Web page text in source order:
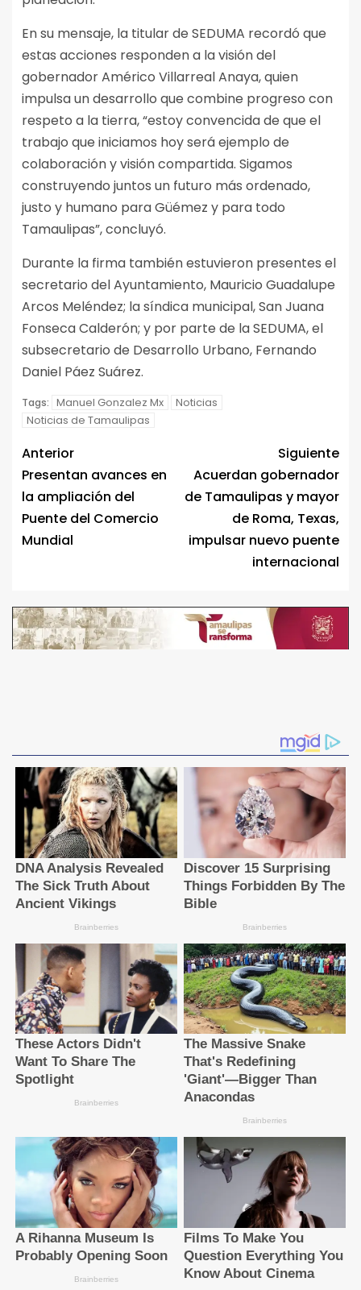
En su mensaje, la titular de SEDUMA recordó que
estas acciones responden a la visión del
gobernador Américo Villarreal Anaya, quien
impulsa un desarrollo que combine progreso con
respeto a la tierra, “estoy convencida de que el
trabajo que iniciamos hoy será ejemplo de
colaboración y visión compartida. Sigamos
construyendo juntos un futuro más ordenado,
justo y humano para Güémez y para todo
Tamaulipas”, concluyó.
Durante la firma también estuvieron presentes el
secretario del Ayuntamiento, Mauricio Guadalupe
Arcos Meléndez; la síndica municipal, San Juana
Fonseca Calderón; y por parte de la SEDUMA, el
subsecretario de Desarrollo Urbano, Fernando
Daniel Páez Suárez.
Tags: Manuel Gonzalez Mx
Noticias
Noticias de Tamaulipas
Anterior
Presentan avances en
la ampliación del
Puente del Comercio
Mundial
Siguiente
Acuerdan gobernador
de Tamaulipas y mayor
de Roma, Texas,
impulsar nuevo puente
internacional